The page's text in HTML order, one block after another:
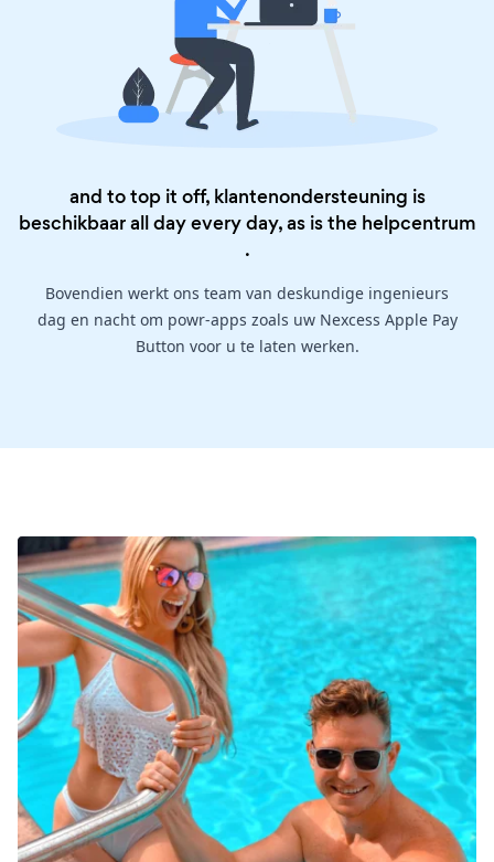
and to top it off, klantenondersteuning is
beschikbaar all day every day, as is the helpcentrum
.
Bovendien werkt ons team van deskundige ingenieurs
dag en nacht om powr-apps zoals uw Nexcess Apple Pay
Button voor u te laten werken.